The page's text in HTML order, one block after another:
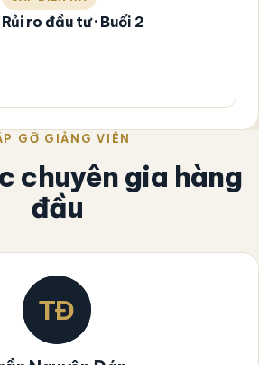
Rủi ro đầu tư · Buổi 2
GỠ GIẢNG VIÊN
chuyên gia hàng
đầu